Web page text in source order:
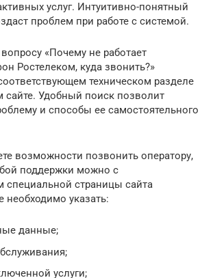
услуг. Интуитивно-понятный
проблем при работе с системой.
«Почему не работает
Ростелеком, куда звонить?»
техническом разделе
Удобный поиск позволит
и способы ее самостоятельного
возможности позвонить оператору,
поддержки можно с
специальной страницы сайта
необходимо указать:
данные;
услуги;